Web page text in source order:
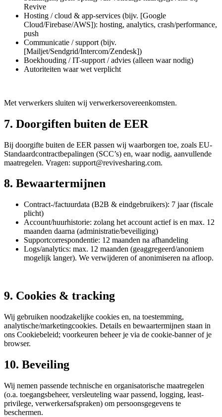
Revive
Hosting / cloud & app-services (bijv. [Google
Cloud/Firebase/AWS]): hosting, analytics, crash/performance,
push
Communicatie / support (bijv.
[Mailjet/Sendgrid/Intercom/Zendesk])
Boekhouding / IT-support / advies (alleen waar nodig)
Autoriteiten waar wet verplicht
Met verwerkers sluiten wij verwerkersovereenkomsten.
7. Doorgiften buiten de EER
Bij doorgifte buiten de EER passen wij waarborgen toe, zoals EU-
Standaardcontractbepalingen (SCC’s) en, waar nodig, aanvullende
maatregelen. Vragen: support@revivesharing.com.
8. Bewaartermijnen
Contract-/factuurdata (B2B & eindgebruikers): 7 jaar (fiscale
plicht)
Account/huurhistorie: zolang het account actief is en max. 12
maanden daarna (administratie/beveiliging)
Supportcorrespondentie: 12 maanden na afhandeling
Logs/analytics: max. 12 maanden (geaggregeerd/anoniem
mogelijk langer). We verwijderen of anonimiseren na afloop.
9. Cookies & tracking
Wij gebruiken noodzakelijke cookies en, na toestemming,
analytische/marketingcookies. Details en bewaartermijnen staan in
ons Cookiebeleid; voorkeuren beheer je via de cookie-banner of je
browser.
10. Beveiling
Wij nemen passende technische en organisatorische maatregelen
(o.a. toegangsbeheer, versleuteling waar passend, logging, least-
privilege, verwerkersafspraken) om persoonsgegevens te
beschermen.